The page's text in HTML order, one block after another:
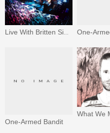
One-
One-Armed Bandit
What We